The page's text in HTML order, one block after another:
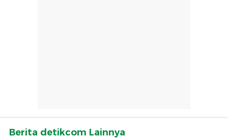
Berita detikcom Lainnya